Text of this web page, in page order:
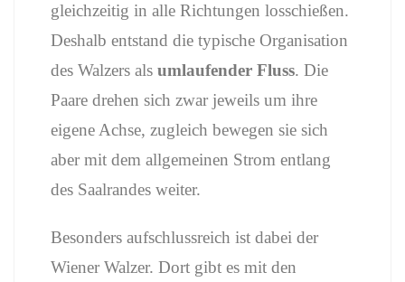
gleichzeitig in alle Richtungen losschießen.
Deshalb entstand die typische Organisation
des Walzers als umlaufender Fluss. Die
Paare drehen sich zwar jeweils um ihre
eigene Achse, zugleich bewegen sie sich
aber mit dem allgemeinen Strom entlang
des Saalrandes weiter.
Besonders aufschlussreich ist dabei der
Wiener Walzer. Dort gibt es mit den